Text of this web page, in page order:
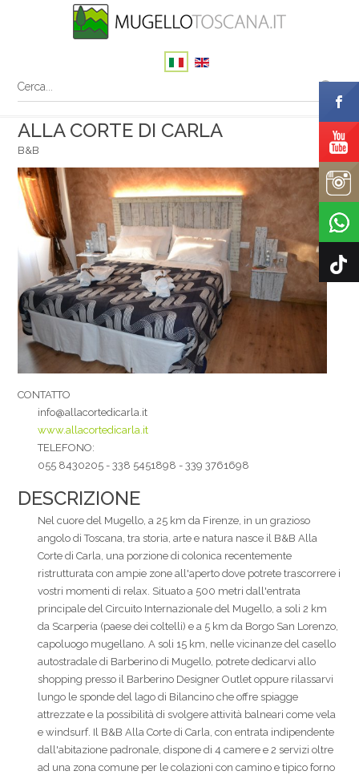
ALLA CORTE DI CARLA
B&B
CONTATTO
info@allacortedicarla.it
www.allacortedicarla.it
TELEFONO:
055 8430205 - 338 5451898 - 339 3761698
DESCRIZIONE
Nel cuore del Mugello, a 25 km da Firenze, in un grazioso
angolo di Toscana, tra storia, arte e natura nasce il B&B Alla
Corte di Carla, una porzione di colonica recentemente
ristrutturata con ampie zone all'aperto dove potrete trascorrere i
vostri momenti di relax. Situato a 500 metri dall'entrata
principale del Circuito Internazionale del Mugello, a soli 2 km
da Scarperia (paese dei coltelli) e a 5 km da Borgo San Lorenzo,
capoluogo mugellano. A soli 15 km, nelle vicinanze del casello
autostradale di Barberino di Mugello, potrete dedicarvi allo
shopping presso il Barberino Designer Outlet oppure rilassarvi
lungo le sponde del lago di Bilancino che offre spiagge
attrezzate e la possibilità di svolgere attività balneari come vela
e windsurf. Il B&B Alla Corte di Carla, con entrata indipendente
dall'abitazione padronale, dispone di 4 camere e 2 servizi oltre
ad una zona comune per le colazioni con camino e tipico forno